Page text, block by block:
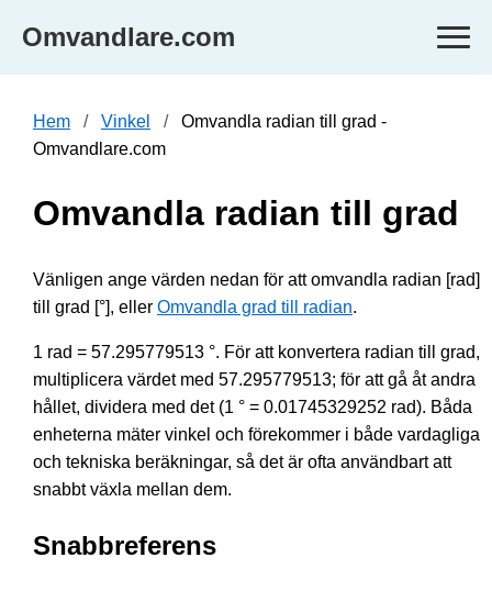
Omvandlare.com
Hem Vinkel
Omvandla radian till grad -
Omvandlare.com
Omvandla radian till grad
Vänligen ange värden nedan för att omvandla radian [rad]
till grad [°], eller Omvandla grad till radian.
1 rad = 57.295779513 °. För att konvertera radian till grad,
multiplicera värdet med 57.295779513; för att gå åt andra
hållet, dividera med det (1 ° = 0.01745329252 rad). Båda
enheterna mäter vinkel och förekommer i både vardagliga
och tekniska beräkningar, så det är ofta användbart att
snabbt växla mellan dem.
Snabbreferens